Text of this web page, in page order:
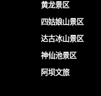
黄龙景区
四姑娘山景区
达古冰山景区
神仙池景区
阿坝文旅